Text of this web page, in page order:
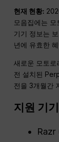
현재 현황:
모음집에는
기기 정보는
년에 유효한
새로운 모토
전 설치된
전을 3개월간
지원 기기
Razr